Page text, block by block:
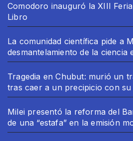
Comodoro inauguró la XIII
Libro
La comunidad científica pide a
desmantelamiento de la ciencia
Tragedia en Chubut: murió un
tras caer a un precipicio con
Milei presentó la reforma del
de una “estafa” en la emisión